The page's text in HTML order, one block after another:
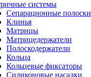
системы
Сепарационные полоски
Клинья
Матрицы
Матрицедержатели
Полоскодержатели
Кольца
Кольцевые фиксаторы
Силиконовые насадки